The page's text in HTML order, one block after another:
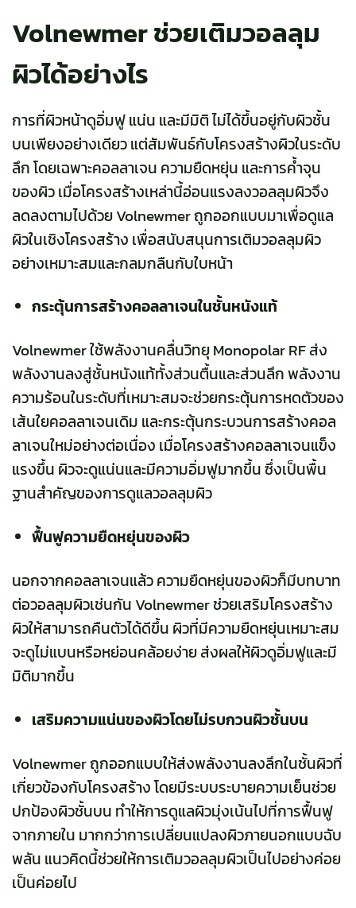
Volnewmer ช่วยเติมวอลลุม
ผิวได้อย่างไร
การที่ผิวหน้าดูอิ่มฟู แน่น และมีมิติ ไม่ได้ขึ้นอยู่กับผิวชั้น
บนเพียงอย่างเดียว แต่สัมพันธ์กับโครงสร้างผิวในระดับ
ลึก โดยเฉพาะคอลลาเจน ความยืดหยุ่น และการค้ำจุน
ของผิว เมื่อโครงสร้างเหล่านี้อ่อนแรงลงวอลลุมผิวจึง
ลดลงตามไปด้วย Volnewmer ถูกออกแบบมาเพื่อดูแล
ผิวในเชิงโครงสร้าง เพื่อสนับสนุนการเติมวอลลุมผิว
อย่างเหมาะสมและกลมกลืนกับใบหน้า
กระตุ้นการสร้างคอลลาเจนในชั้นหนังแท้
Volnewmer ใช้พลังงานคลื่นวิทยุ Monopolar RF ส่ง
พลังงานลงสู่ชั้นหนังแท้ทั้งส่วนตื้นและส่วนลึก พลังงาน
ความร้อนในระดับที่เหมาะสมจะช่วยกระตุ้นการหดตัวของ
เส้นใยคอลลาเจนเดิม และกระตุ้นกระบวนการสร้างคอล
ลาเจนใหม่อย่างต่อเนื่อง เมื่อโครงสร้างคอลลาเจนแข็ง
แรงขึ้น ผิวจะดูแน่นและมีความอิ่มฟูมากขึ้น ซึ่งเป็นพื้น
ฐานสำคัญของการดูแลวอลลุมผิว
ฟื้นฟูความยืดหยุ่นของผิว
นอกจากคอลลาเจนแล้ว ความยืดหยุ่นของผิวก็มีบทบาท
ต่อวอลลุมผิวเช่นกัน Volnewmer ช่วยเสริมโครงสร้าง
ผิวให้สามารถคืนตัวได้ดีขึ้น ผิวที่มีความยืดหยุ่นเหมาะสม
จะดูไม่แบนหรือหย่อนคล้อยง่าย ส่งผลให้ผิวดูอิ่มฟูและมี
มิติมากขึ้น
เสริมความแน่นของผิวโดยไม่รบกวนผิวชั้นบน
Volnewmer ถูกออกแบบให้ส่งพลังงานลงลึกในชั้นผิวที่
เกี่ยวข้องกับโครงสร้าง โดยมีระบบระบายความเย็นช่วย
ปกป้องผิวชั้นบน ทำให้การดูแลผิวมุ่งเน้นไปที่การฟื้นฟู
จากภายใน มากกว่าการเปลี่ยนแปลงผิวภายนอกแบบฉับ
พลัน แนวคิดนี้ช่วยให้การเติมวอลลุมผิวเป็นไปอย่างค่อย
เป็นค่อยไป